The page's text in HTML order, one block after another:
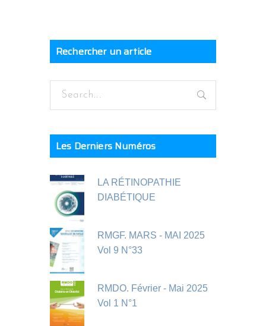
Rechercher un article
Les Derniers Numéros
LA RÉTINOPATHIE
DIABÉTIQUE
RMGF. MARS - MAI 2025
Vol 9 N°33
RMDO. Février - Mai 2025
Vol 1 N°1